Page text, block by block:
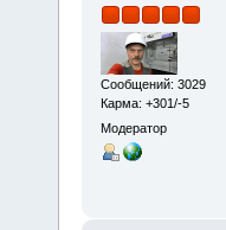
Сообщений: 3029
Карма: +301/-5
Модератор